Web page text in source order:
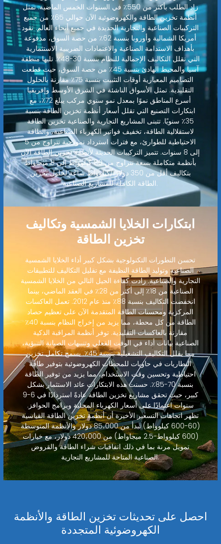
زاد الطلب بأكثر من 550٪ في السنوات الخمس الماضية. تمثل
أنظمة تخزين الطاقة والكهروضوئية الآن حوالي 65٪ من جميع
التركيبات الصناعية والتجارية الجديدة في جميع أنحاء العالم. تقود
أمريكا الشمالية وأوروبا بنسبة 62٪ من حصة السوق، مدفوعة
بأهداف الاستدامة الصناعية والاعتمادات الضريبية الاستثمارية
التي تقلل التكاليف الإجمالية للنظام بنسبة 30-48٪. تليها منطقة
آسيا والمحيط الهادئ بنسبة 45٪ من حصة السوق، حيث قطعت
التصاميم المعيارية أوقات التثبيت بنسبة 75٪ مقارنة بالحلول
التقليدية. تمثل الأسواق الناشئة في الشرق الأوسط وإفريقيا
أسرع المناطق نموًا بمعدل نمو سنوي مركب يبلغ 72٪، مع
ابتكارات التصنيع التي تقلل أسعار أنظمة تخزين الطاقة بنسبة
35٪ سنويًا. تتبنى المشاريع التجارية والصناعية تخزين الطاقة
لاستقلالية الطاقة، تخفيف فواتير الكهرباء الصناعية، والطاقة
الاحتياطية للطوارئ، مع فترات استرداد نموذجية تتراوح من 5
إلى 8 سنوات. تتميز التركيبات الحديثة لأنظمة تخزين الطاقة الآن
بأنظمة متكاملة بسعة تتراوح من 80 كيلوواط إلى 8 ميجاواط
بتكاليف أقل من 350 دولارًا/كيلوواط ساعة لحلول تخزين
الطاقة الكاملة للمشاريع الصناعية.
ابتكارات الخلايا الشمسية وتكاليف
تخزين الطاقة
تحسن التطورات التكنولوجية بشكل كبير أداء الخلايا الشمسية
الصناعية وتوليد الطاقة النظيفة مع تقليل التكاليف للتطبيقات
التجارية والصناعية. زادت كفاءة الجيل التالي من الخلايا الشمسية
الصناعية من 18٪ إلى أكثر من 28٪ في العقد الماضي، بينما
انخفضت التكاليف بنسبة 88٪ منذ عام 2012. تعمل العاكسات
المركزية ومحسنات الطاقة المتقدمة الآن على تعظيم حصاد
الطاقة من كل محطة، مما يزيد من إخراج النظام بنسبة 40٪
مقارنة بالعاكسات التقليدية. توفر أنظمة المراقبة الذكية
الصناعية بيانات أداء في الوقت الفعلي وتنبيهات الصيانة التنبؤية،
مما يقلل التكاليف التشغيلية بنسبة 45٪. يسمح تكامل تخزين
البطاريات في حاويات للمحطات الكهروضوئية بتوفير طاقة
احتياطية وتحسين وقت الاستخدام، مما يزيد من توفير الطاقة
بنسبة 70-85٪. حسنت هذه الابتكارات عائد الاستثمار بشكل
كبير، حيث تحقق مشاريع تخزين الطاقة عادةً استردادًا في 6-9
سنوات اعتمادًا على أسعار الكهرباء المحلية وبرامج الحوافز.
تظهر اتجاهات التسعير الأخيرة أن أنظمة تخزين الطاقة القياسية
(60-600 كيلوواط) تبدأ من 85،000 دولار والأنظمة المتوسطة
(600 كيلوواط-2.5 ميجاواط) من 420،000 دولار، مع خيارات
تمويل مرنة بما في ذلك اتفاقيات شراء الطاقة والقروض
الصناعية المتاحة للمشاريع التجارية.
احصل على تحديثات تخزين الطاقة والأنظمة
الكهروضوئية المتجددة